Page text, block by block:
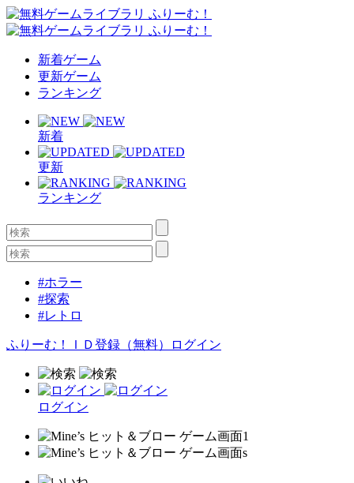
新着ゲーム
更新ゲーム
ランキング
新着
更新
ランキング
#ホラー
#探索
#レトロ
ふりーむ！ＩＤ登録（無料） ログイン
ログイン